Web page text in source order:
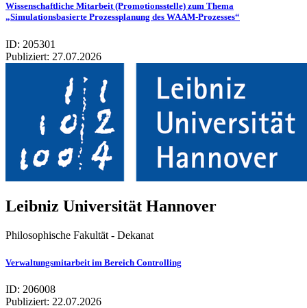
Wissenschaftliche Mitarbeit (Promotionsstelle) zum Thema
„Simulationsbasierte Prozessplanung des WAAM-Prozesses“
ID: 205301
Publiziert: 27.07.2026
Leib­niz Uni­ver­si­tät Han­no­ver
Philosophische Fakultät - Dekanat
Verwaltungsmitarbeit im Bereich Controlling
ID: 206008
Publiziert: 22.07.2026